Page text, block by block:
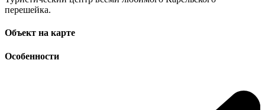
перешейка.
Объект на карте
Особенности